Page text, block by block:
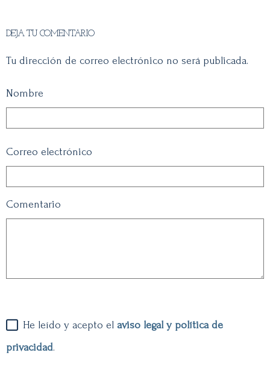
DEJA TU COMENTARIO
Tu dirección de correo electrónico no será publicada.
Nombre
Correo electrónico
Comentario
He leído y acepto el aviso legal y política de
privacidad.